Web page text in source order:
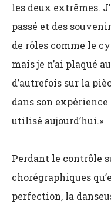
les deux extrêmes.
passé et des
de rôles comme le
mais je n’ai plaqué
d’autrefois sur la
dans son
utilisé aujourd’hui.»
Perdant le contrôle
chorégraphiques
perfection, la